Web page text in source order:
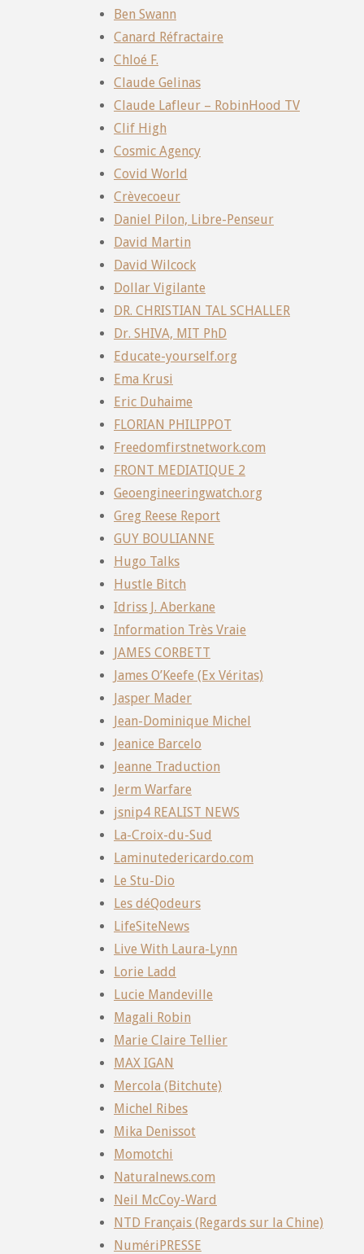
Ben Swann
Canard Réfractaire
Chloé F.
Claude Gelinas
Claude Lafleur – RobinHood TV
Clif High
Cosmic Agency
Covid World
Crèvecoeur
Daniel Pilon, Libre-Penseur
David Martin
David Wilcock
Dollar Vigilante
DR. CHRISTIAN TAL SCHALLER
Dr. SHIVA, MIT PhD
Educate-yourself.org
Ema Krusi
Eric Duhaime
FLORIAN PHILIPPOT
Freedomfirstnetwork.com
FRONT MEDIATIQUE 2
Geoengineeringwatch.org
Greg Reese Report
GUY BOULIANNE
Hugo Talks
Hustle Bitch
Idriss J. Aberkane
Information Très Vraie
JAMES CORBETT
James O’Keefe (Ex Véritas)
Jasper Mader
Jean-Dominique Michel
Jeanice Barcelo
Jeanne Traduction
Jerm Warfare
jsnip4 REALIST NEWS
La-Croix-du-Sud
Laminutedericardo.com
Le Stu-Dio
Les déQodeurs
LifeSiteNews
Live With Laura-Lynn
Lorie Ladd
Lucie Mandeville
Magali Robin
Marie Claire Tellier
MAX IGAN
Mercola (Bitchute)
Michel Ribes
Mika Denissot
Momotchi
Naturalnews.com
Neil McCoy-Ward
NTD Français (Regards sur la Chine)
NumériPRESSE